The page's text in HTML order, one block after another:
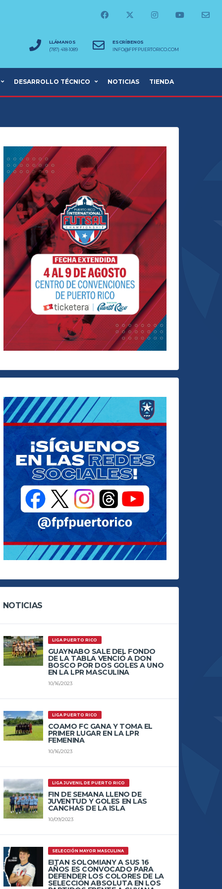
LLÁMANOS
(787) 418-1089
ESCRÍBENOS
INFO@FPFPUERTORICO.COM
DESARROLLO TÉCNICO NOTICIAS TIENDA
NOTICIAS
LIGA PUERTO RICO
GUAYNABO SALE DEL FONDO
DE LA TABLA VENCIÓ A DON
BOSCO POR DOS GOLES A UNO
EN LA LPR MASCULINA
10/16/2023
LIGA PUERTO RICO
COAMO FC GANA Y TOMA EL
PRIMER LUGAR EN LA LPR
FEMENINA
10/16/2023
LIGA JUVENIL DE PUERTO RICO
FIN DE SEMANA LLENO DE
JUVENTUD Y GOLES EN LAS
CANCHAS DE LA ISLA
10/09/2023
SELECCIÓN MAYOR MASCULINA
EITAN SOLOMIANY A SUS 16
AÑOS ES CONVOCADO PARA
DEFENDER LOS COLORES DE LA
SELECCIÓN ABSOLUTA EN LOS